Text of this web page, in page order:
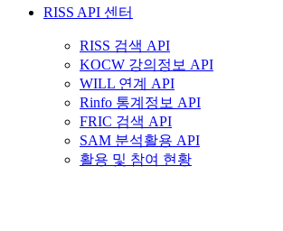
RISS API 센터
RISS 검색 API
KOCW 강의정보 API
WILL 연계 API
Rinfo 통계정보 API
FRIC 검색 API
SAM 분석활용 API
활용 및 참여 현황